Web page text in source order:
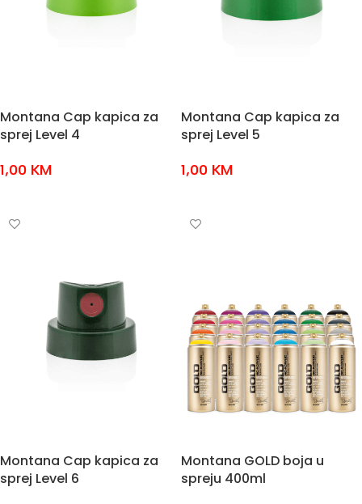
Montana Cap kapica za
sprej Level 4
1,00 KM
Montana Cap kapica za
sprej Level 5
1,00 KM
Montana Cap kapica za
sprej Level 6
Montana GOLD boja u
spreju 400ml